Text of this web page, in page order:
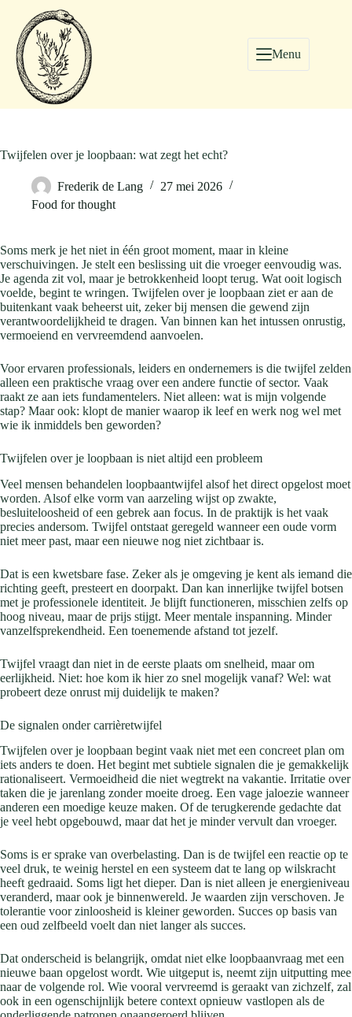
Menu
Twijfelen over je loopbaan: wat zegt het echt?
Frederik de Lang
27 mei 2026
Food for thought
Soms merk je het niet in één groot moment, maar in kleine
verschuivingen. Je stelt een beslissing uit die vroeger eenvoudig was.
Je agenda zit vol, maar je betrokkenheid loopt terug. Wat ooit logisch
voelde, begint te wringen. Twijfelen over je loopbaan ziet er aan de
buitenkant vaak beheerst uit, zeker bij mensen die gewend zijn
verantwoordelijkheid te dragen. Van binnen kan het intussen onrustig,
vermoeiend en vervreemdend aanvoelen.
Voor ervaren professionals, leiders en ondernemers is die twijfel zelden
alleen een praktische vraag over een andere functie of sector. Vaak
raakt ze aan iets fundamentelers. Niet alleen: wat is mijn volgende
stap? Maar ook: klopt de manier waarop ik leef en werk nog wel met
wie ik inmiddels ben geworden?
Twijfelen over je loopbaan is niet altijd een probleem
Veel mensen behandelen loopbaantwijfel alsof het direct opgelost moet
worden. Alsof elke vorm van aarzeling wijst op zwakte,
besluiteloosheid of een gebrek aan focus. In de praktijk is het vaak
precies andersom. Twijfel ontstaat geregeld wanneer een oude vorm
niet meer past, maar een nieuwe nog niet zichtbaar is.
Dat is een kwetsbare fase. Zeker als je omgeving je kent als iemand die
richting geeft, presteert en doorpakt. Dan kan innerlijke twijfel botsen
met je professionele identiteit. Je blijft functioneren, misschien zelfs op
hoog niveau, maar de prijs stijgt. Meer mentale inspanning. Minder
vanzelfsprekendheid. Een toenemende afstand tot jezelf.
Twijfel vraagt dan niet in de eerste plaats om snelheid, maar om
eerlijkheid. Niet: hoe kom ik hier zo snel mogelijk vanaf? Wel: wat
probeert deze onrust mij duidelijk te maken?
De signalen onder carrièretwijfel
Twijfelen over je loopbaan begint vaak niet met een concreet plan om
iets anders te doen. Het begint met subtiele signalen die je gemakkelijk
rationaliseert. Vermoeidheid die niet wegtrekt na vakantie. Irritatie over
taken die je jarenlang zonder moeite droeg. Een vage jaloezie wanneer
anderen een moedige keuze maken. Of de terugkerende gedachte dat
je veel hebt opgebouwd, maar dat het je minder vervult dan vroeger.
Soms is er sprake van overbelasting. Dan is de twijfel een reactie op te
veel druk, te weinig herstel en een systeem dat te lang op wilskracht
heeft gedraaid. Soms ligt het dieper. Dan is niet alleen je energieniveau
veranderd, maar ook je binnenwereld. Je waarden zijn verschoven. Je
tolerantie voor zinloosheid is kleiner geworden. Succes op basis van
een oud zelfbeeld voelt dan niet langer als succes.
Dat onderscheid is belangrijk, omdat niet elke loopbaanvraag met een
nieuwe baan opgelost wordt. Wie uitgeput is, neemt zijn uitputting mee
naar de volgende rol. Wie vooral vervreemd is geraakt van zichzelf, zal
ook in een ogenschijnlijk betere context opnieuw vastlopen als de